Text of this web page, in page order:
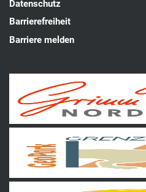
Datenschutz
Barrierefreiheit
Barriere melden